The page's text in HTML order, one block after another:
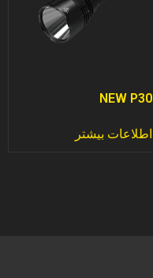
NEW P30
اطلاعات بیشتر